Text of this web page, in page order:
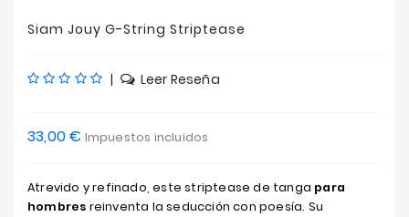
Siam Jouy G-String Striptease
| Leer Reseña
33,00 € Impuestos incluidos
Atrevido y refinado, este striptease de tanga para
hombres reinventa la seducción con poesía. Su